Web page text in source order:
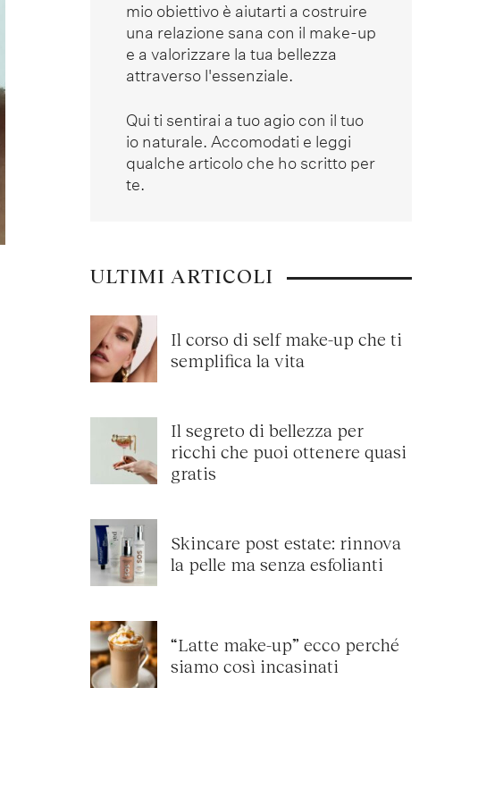
mio obiettivo è aiutarti a costruire
una relazione sana con il make-up
e a valorizzare la tua bellezza
attraverso l'essenziale.
Qui ti sentirai a tuo agio con il tuo
io naturale. Accomodati e leggi
qualche articolo che ho scritto per
te.
ULTIMI ARTICOLI
Il corso di self make-up che ti
semplifica la vita
Il segreto di bellezza per
ricchi che puoi ottenere quasi
gratis
Skincare post estate: rinnova
la pelle ma senza esfolianti
“Latte make-up” ecco perché
siamo così incasinati